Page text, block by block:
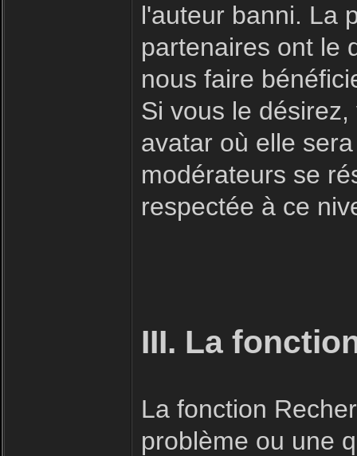
l'auteur banni. La
partenaires ont le
nous faire
Si vous le
avatar où elle
modérateurs se
respectée à ce
III. La
La fonction
problème ou une